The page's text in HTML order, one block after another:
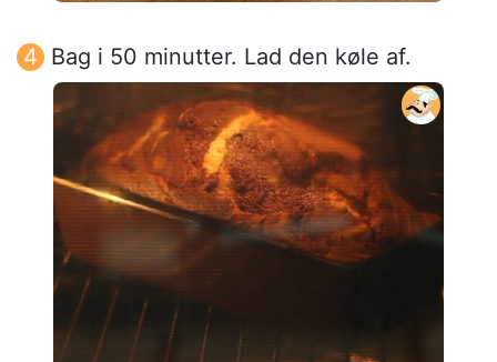
Bag i 50 minutter. Lad den køle af.